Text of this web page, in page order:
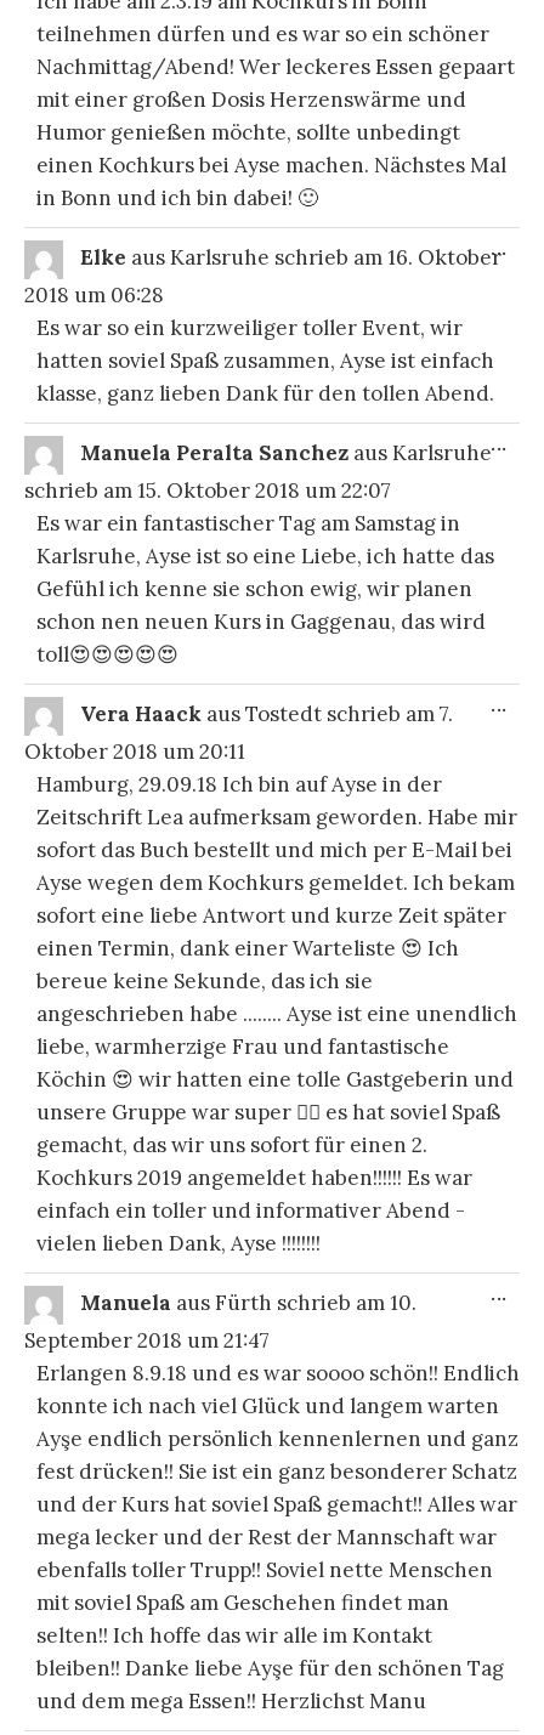
teilnehmen dürfen und es war so ein schöner
Nachmittag/Abend! Wer leckeres Essen gepaart
mit einer großen Dosis Herzenswärme und
Humor genießen möchte, sollte unbedingt
einen Kochkurs bei Ayse machen. Nächstes Mal
in Bonn und ich bin dabei! 🙂
Elke ausKarlsruhe schrieb am16. Oktober
2018 um 06:28
Es war so ein kurzweiliger toller Event, wir
hatten soviel Spaß zusammen, Ayse ist einfach
klasse, ganz lieben Dank für den tollen Abend.
...
Manuela Peralta Sanchez ausKarlsruhe
schrieb am15. Oktober 2018 um22:07
Es war ein fantastischer Tag am Samstag in
Karlsruhe, Ayse ist so eine Liebe, ich hatte das
Gefühl ich kenne sie schon ewig, wir planen
schon nen neuen Kurs in Gaggenau, das wird
toll😍😍😍😍😍
...
Vera Haack ausTostedt schrieb am7.
Oktober 2018 um20:11
Hamburg, 29.09.18 Ich bin auf Ayse in der
Zeitschrift Lea aufmerksam geworden. Habe mir
sofort das Buch bestellt und mich per E-Mail bei
Ayse wegen dem Kochkurs gemeldet. Ich bekam
sofort eine liebe Antwort und kurze Zeit später
einen Termin, dank einer Warteliste 😍 Ich
bereue keine Sekunde, das ich sie
angeschrieben habe ........ Ayse ist eine unendlich
liebe, warmherzige Frau und fantastische
Köchin 😍 wir hatten eine tolle Gastgeberin und
unsere Gruppe war super 👍🏼 es hat soviel Spaß
gemacht, das wir uns sofort für einen 2.
Kochkurs 2019 angemeldet haben!!!!!! Es war
einfach ein toller und informativer Abend -
vielen lieben Dank, Ayse !!!!!!!!
...
Manuela ausFürth schrieb am10.
September 2018 um21:47
Erlangen 8.9.18 und es war soooo schön!! Endlich
konnte ich nach viel Glück und langem warten
Ayşe endlich persönlich kennenlernen und ganz
fest drücken!! Sie ist ein ganz besonderer Schatz
und der Kurs hat soviel Spaß gemacht!! Alles war
mega lecker und der Rest der Mannschaft war
ebenfalls toller Trupp!! Soviel nette Menschen
mit soviel Spaß am Geschehen findet man
selten!! Ich hoffe das wir alle im Kontakt
bleiben!! Danke liebe Ayşe für den schönen Tag
und dem mega Essen!! Herzlichst Manu
...